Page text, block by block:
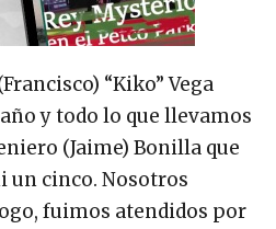
“Kiko” Vega
y todo lo que llevamos
(Jaime) Bonilla que
un cinco. Nosotros
fuimos atendidos por